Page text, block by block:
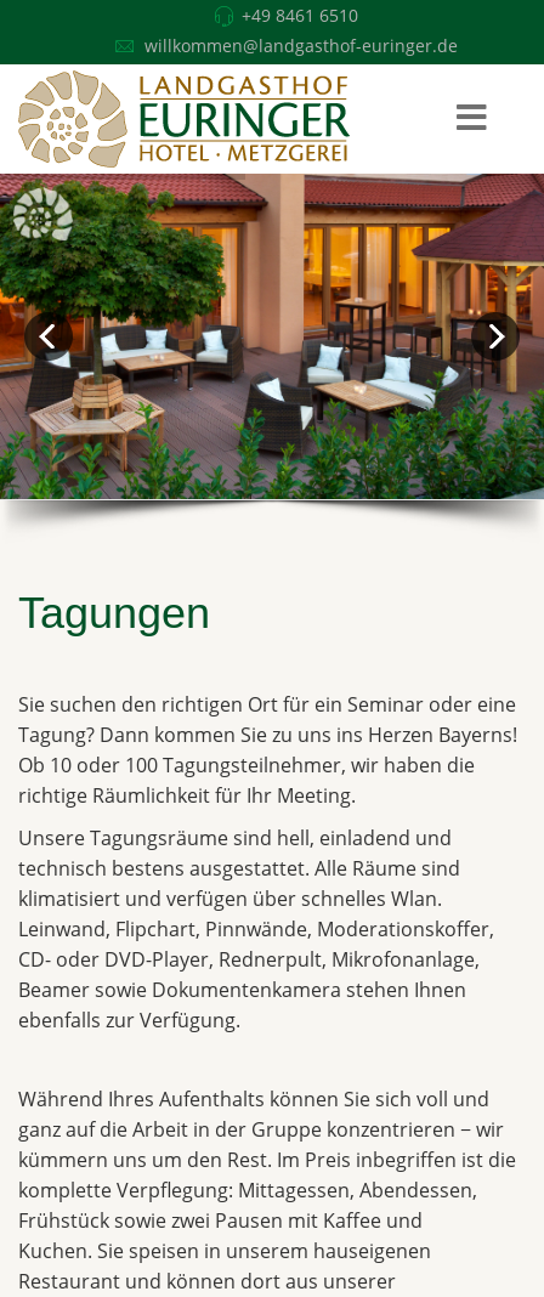
+49 8461 6510
willkommen@landgasthof-euringer.de
Tagungen
Sie suchen den richtigen Ort für ein Seminar oder eine
Tagung? Dann kommen Sie zu uns ins Herzen Bayerns!
Ob 10 oder 100 Tagungsteilnehmer, wir haben die
richtige Räumlichkeit für Ihr Meeting.
Unsere Tagungsräume sind hell, einladend und
technisch bestens ausgestattet. Alle Räume sind
klimatisiert und verfügen über schnelles Wlan.
Leinwand, Flipchart, Pinnwände, Moderationskoffer,
CD- oder DVD-Player, Rednerpult, Mikrofonanlage,
Beamer sowie Dokumentenkamera stehen Ihnen
ebenfalls zur Verfügung.
Während Ihres Aufenthalts können Sie sich voll und
ganz auf die Arbeit in der Gruppe konzentrieren − wir
kümmern uns um den Rest. Im Preis inbegriffen ist die
komplette Verpflegung: Mittagessen, Abendessen,
Frühstück sowie zwei Pausen mit Kaffee und
Kuchen. Sie speisen in unserem hauseigenen
Restaurant und können dort aus unserer